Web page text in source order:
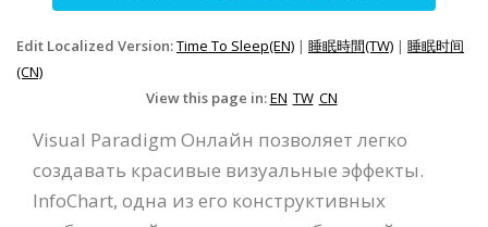
Edit Localized Version:Time To Sleep(EN) | 睡眠時間(TW) | 睡眠时间
(CN)
View this page in:EN TW CN
Visual Paradigm Онлайн позволяет легко
создавать красивые визуальные эффекты.
InfoChart, одна из его конструктивных